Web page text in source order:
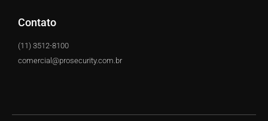
Contato
(11) 3512-8100
comercial@prosecurity.com.br